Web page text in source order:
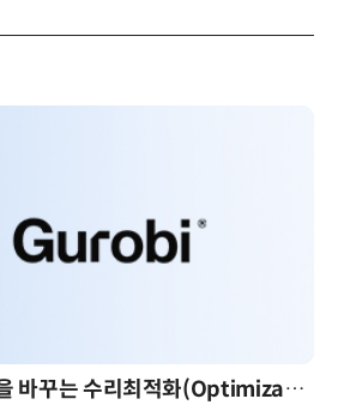
AI 시대의 의사결정을 바꾸는 수리최적화(Optimization): 실제 산업 적용 사례와 활용 전략